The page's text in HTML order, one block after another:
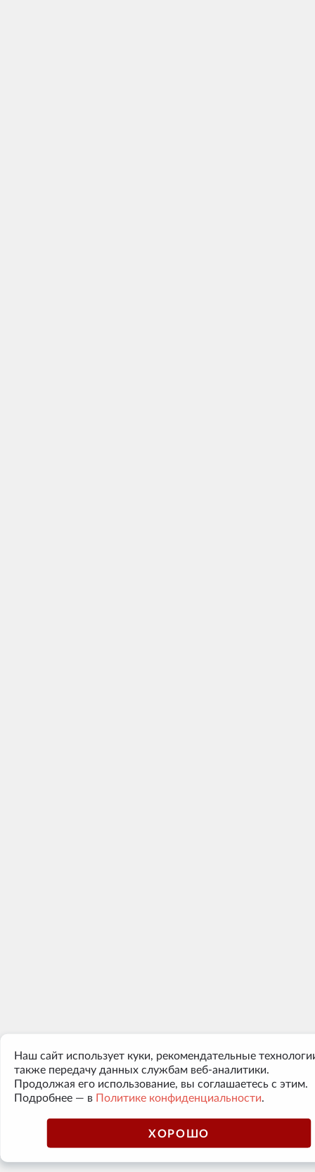
Наш сайт использует куки, рекомендательные
также передачу данных службам веб-аналитики.
Продолжая его использование, вы соглашаетесь с этим.
Подробнее — в Политике конфиденциальности.
ХОРОШО